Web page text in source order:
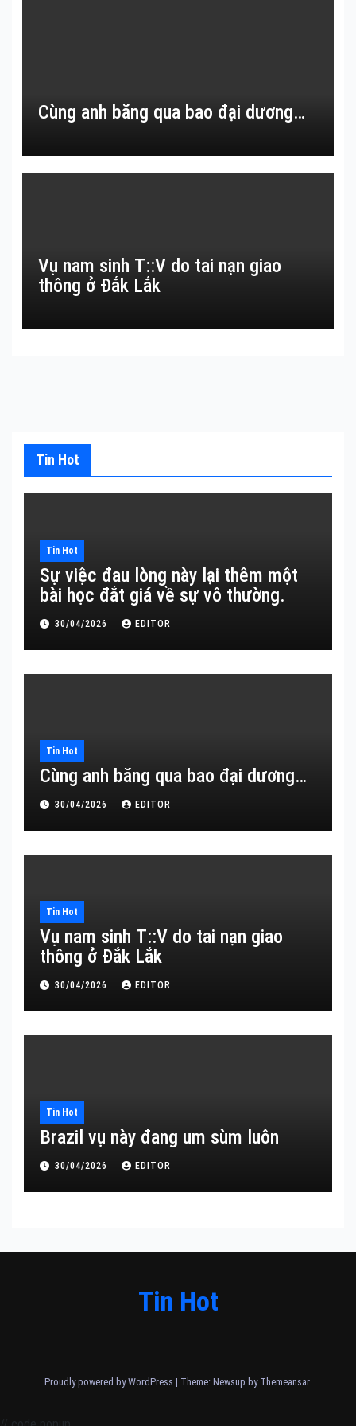
Cùng anh băng qua bao đại dương…
Vụ nam sinh T::V do tai nạn giao
thông ở Đắk Lắk
Tin Hot
Tin Hot
Sự việc đau lòng này lại thêm một
bài học đắt giá về sự vô thường.
30/04/2026 EDITOR
Tin Hot
Cùng anh băng qua bao đại dương…
30/04/2026 EDITOR
Tin Hot
Vụ nam sinh T::V do tai nạn giao
thông ở Đắk Lắk
30/04/2026 EDITOR
Tin Hot
Brazil vụ này đang um sùm luôn
30/04/2026 EDITOR
Tin Hot
Proudly powered by WordPress | Theme: Newsup by Themeansar.